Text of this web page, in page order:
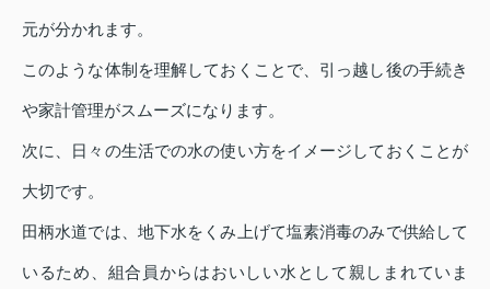
元が分かれます。
このような体制を理解しておくことで、引っ越し後の手続き
や家計管理がスムーズになります。
次に、日々の生活での水の使い方をイメージしておくことが
大切です。
田柄水道では、地下水をくみ上げて塩素消毒のみで供給して
いるため、組合員からはおいしい水として親しまれていま